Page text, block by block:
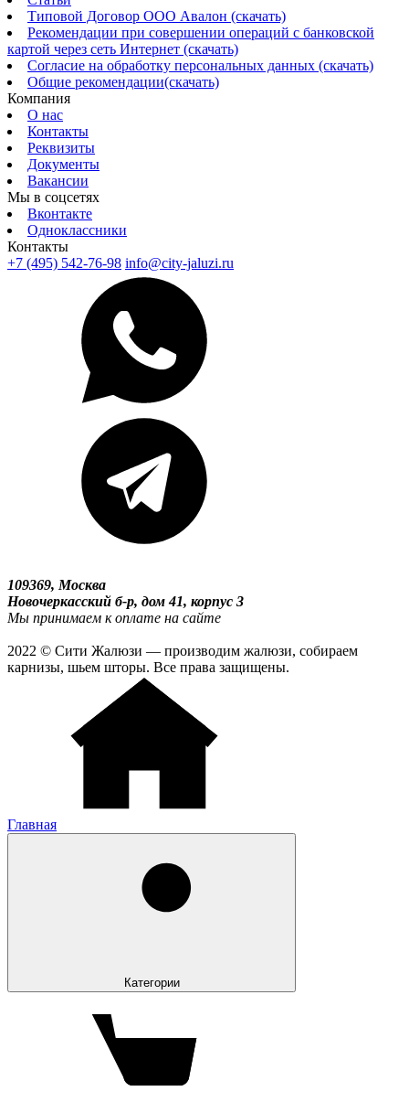
Типовой Договор ООО Авалон (скачать)
Рекомендации при совершении операций с банковской
картой через сеть Интернет (скачать)
Согласие на обработку персональных данных (скачать)
Общие рекомендации(скачать)
Компания
О нас
Контакты
Реквизиты
Документы
Вакансии
Мы в соцсетях
Вконтакте
Одноклассники
Контакты
+7 (495) 542-76-98 info@city-jaluzi.ru
109369, Москва
Новочеркасский б-р, дом 41, корпус 3
Мы принимаем к оплате на сайте
2022 © Сити Жалюзи — производим жалюзи, собираем
карнизы, шьем шторы. Все права защищены.
Главная
Категории